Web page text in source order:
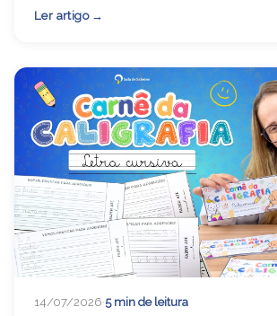
Ler artigo
14/07/2026·5 min de leitura